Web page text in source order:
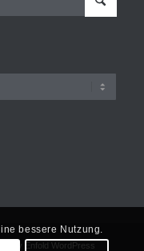
by Enfold WordPress
bessere Nutzung.